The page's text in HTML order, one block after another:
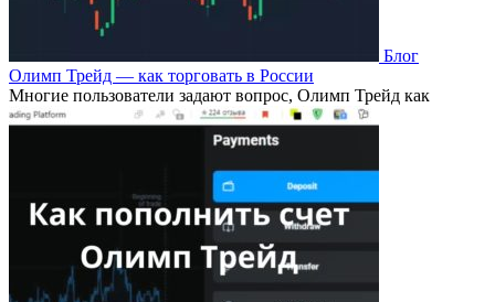
Блог
Олимп Трейд — как торговать в России
Многие пользователи задают вопрос, Олимп Трейд как